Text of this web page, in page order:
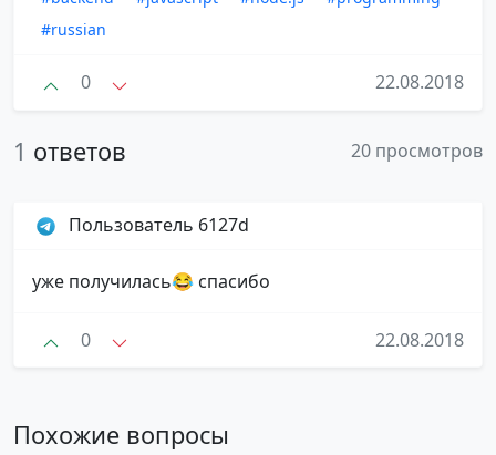
#russian
0 22.08.2018
1 ответов 20 просмотров
Пользователь 6127d
уже получилась😂 спасибо
0 22.08.2018
Похожие вопросы